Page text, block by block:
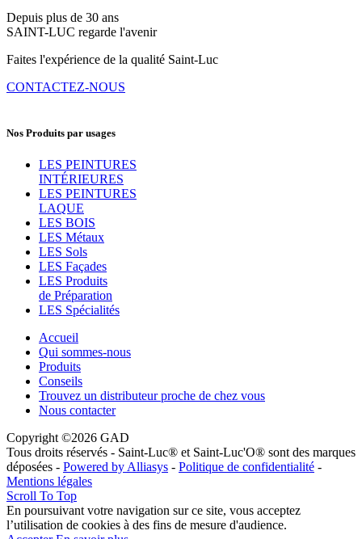
Depuis plus de 30 ans
SAINT-LUC regarde l'avenir
Faites l'expérience de la qualité Saint-Luc
CONTACTEZ-NOUS
Nos Produits par usages
LES PEINTURES
INTÉRIEURES
LES PEINTURES
LAQUE
LES BOIS
LES Métaux
LES Sols
LES Façades
LES Produits
de Préparation
LES Spécialités
Accueil
Qui sommes-nous
Produits
Conseils
Trouvez un distributeur proche de chez vous
Nous contacter
Copyright ©2026 GAD
Tous droits réservés - Saint-Luc® et Saint-Luc'O® sont des marques
déposées - Powered by Alliasys - Politique de confidentialité -
Mentions légales
Scroll To Top
En poursuivant votre navigation sur ce site, vous acceptez
l’utilisation de cookies à des fins de mesure d'audience.